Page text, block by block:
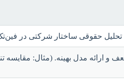
تحلیل حقوقی ساختار شرکتی در
ارائه مدل بهینه. (مثال: مقایسه